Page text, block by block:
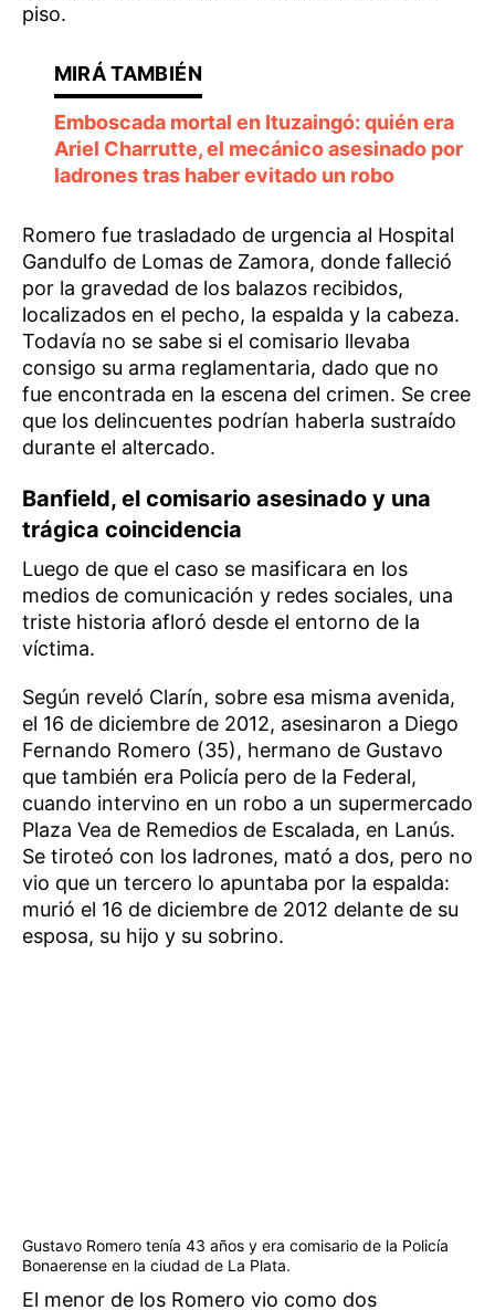
piso.
Emboscada mortal en Ituzaingó: quién era
Ariel Charrutte, el mecánico asesinado por
ladrones tras haber evitado un robo
Romero fue trasladado de urgencia al Hospital
Gandulfo de Lomas de Zamora, donde falleció
por la gravedad de los balazos recibidos,
localizados en el pecho, la espalda y la cabeza.
Todavía no se sabe si el comisario llevaba
consigo su arma reglamentaria, dado que no
fue encontrada en la escena del crimen. Se cree
que los delincuentes podrían haberla sustraído
durante el altercado.
Banfield, el comisario asesinado y una
trágica coincidencia
Luego de que el caso se masificara en los
medios de comunicación y redes sociales, una
triste historia afloró desde el entorno de la
víctima.
Según reveló Clarín, sobre esa misma avenida,
el 16 de diciembre de 2012, asesinaron a Diego
Fernando Romero (35), hermano de Gustavo
que también era Policía pero de la Federal,
cuando intervino en un robo a un supermercado
Plaza Vea de Remedios de Escalada, en Lanús.
Se tiroteó con los ladrones, mató a dos, pero no
vio que un tercero lo apuntaba por la espalda:
murió el 16 de diciembre de 2012 delante de su
esposa, su hijo y su sobrino.
Gustavo Romero tenía 43 años y era comisario de la Policía
Bonaerense en la ciudad de La Plata.
El menor de los Romero vio como dos